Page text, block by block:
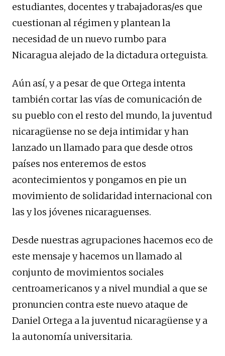
estudiantes, docentes y trabajadoras/es que
cuestionan al régimen y plantean la
necesidad de un nuevo rumbo para
Nicaragua alejado de la dictadura orteguista.
Aún así, y a pesar de que Ortega intenta
también cortar las vías de comunicación de
su pueblo con el resto del mundo, la juventud
nicaragüense no se deja intimidar y han
lanzado un llamado para que desde otros
países nos enteremos de estos
acontecimientos y pongamos en pie un
movimiento de solidaridad internacional con
las y los jóvenes nicaraguenses.
Desde nuestras agrupaciones hacemos eco de
este mensaje y hacemos un llamado al
conjunto de movimientos sociales
centroamericanos y a nivel mundial a que se
pronuncien contra este nuevo ataque de
Daniel Ortega a la juventud nicaragüense y a
la autonomía universitaria.